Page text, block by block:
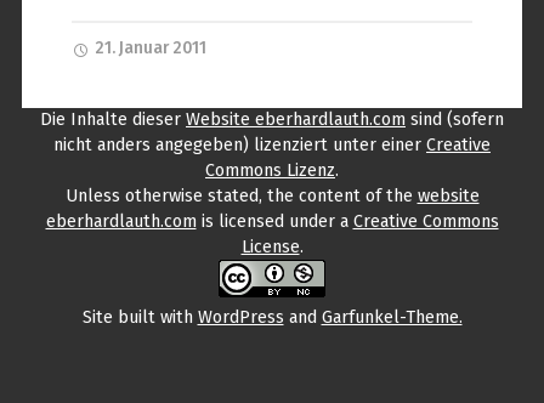
21. Januar 2011
Die Inhalte dieser Website eberhardlauth.com sind (sofern
nicht anders angegeben) lizenziert unter einer Creative
Commons Lizenz.
Unless otherwise stated, the contentof the website
eberhardlauth.com is licensed under a Creative Commons
License.
Site built with WordPress and Garfunkel-Theme.